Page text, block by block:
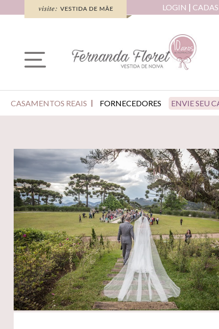
LOGIN
CASAMENTOS REAIS FORNECEDORES ENVIE SEU